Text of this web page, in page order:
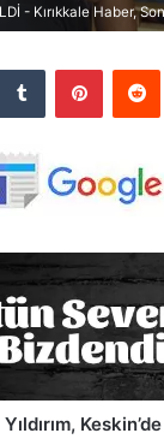
- Kırıkkale Haber,